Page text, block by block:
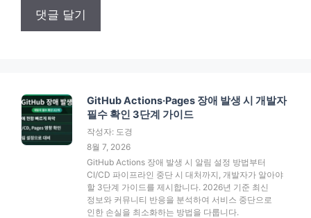
GitHub Actions·Pages 장애 발생 시 개발자
필수 확인 3단계 가이드
작성자: 도경
8월 7, 2026
GitHub Actions 장애 발생 시 알림 설정 방법부터
CI/CD 파이프라인 중단 시 대처까지, 개발자가 알아야
할 3단계 가이드를 제시합니다. 2026년 기준 최신
정보와 커뮤니티 반응을 분석하여 서비스 중단으로
인한 손실을 최소화하는 방법을 다룹니다.